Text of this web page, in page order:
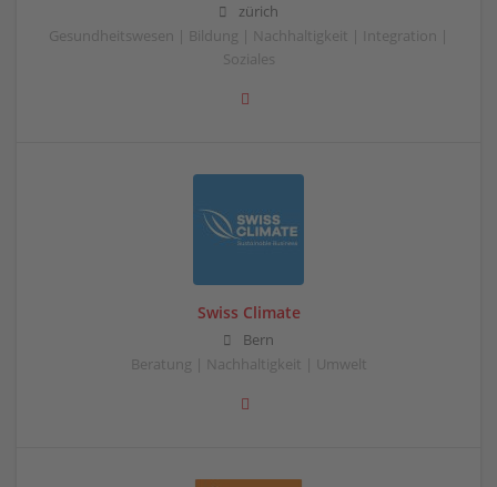
zürich
Gesundheitswesen | Bildung | Nachhaltigkeit | Integration |
Soziales
Swiss Climate
Bern
Beratung | Nachhaltigkeit | Umwelt